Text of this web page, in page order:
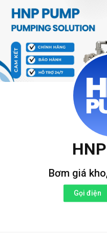
qua
dung
Bơm giá
Gọi điện